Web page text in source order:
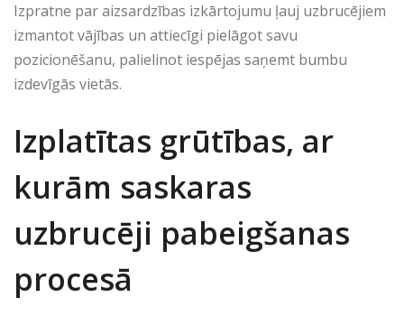
Izpratne par aizsardzības izkārtojumu ļauj uzbrucējiem
izmantot vājības un attiecīgi pielāgot savu
pozicionēšanu, palielinot iespējas saņemt bumbu
izdevīgās vietās.
Izplatītas grūtības, ar
kurām saskaras
uzbrucēji pabeigšanas
procesā